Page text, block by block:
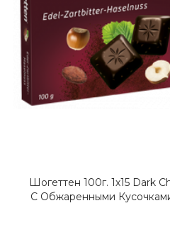
Шогеттен 100г. 1х15 Dark
С Обжаренными